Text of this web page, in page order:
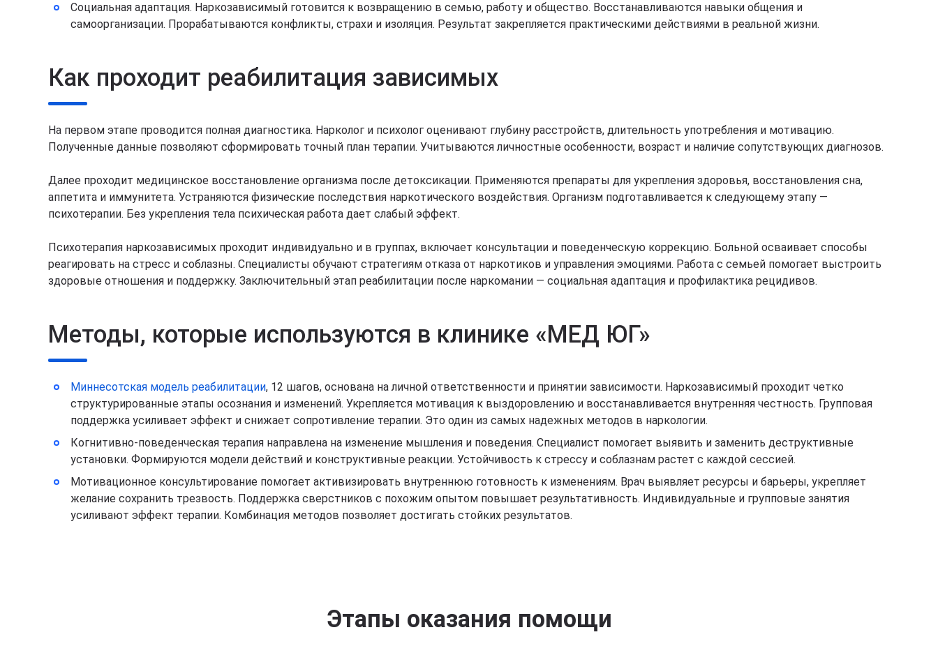
Социальная адаптация. Наркозависимый готовится к возвращению в семью, работу и общество. Восстанавливаются навыки общения и
самоорганизации. Прорабатываются конфликты, страхи и изоляция. Результат закрепляется практическими действиями в реальной жизни.
Как проходит реабилитация зависимых
На первом этапе проводится полная диагностика. Нарколог и психолог оценивают глубину расстройств, длительность употребления и мотивацию.
Полученные данные позволяют сформировать точный план терапии. Учитываются личностные особенности, возраст и наличие сопутствующих диагнозов.
Далее проходит медицинское восстановление организма после детоксикации. Применяются препараты для укрепления здоровья, восстановления сна,
аппетита и иммунитета. Устраняются физические последствия наркотического воздействия. Организм подготавливается к следующему этапу —
психотерапии. Без укрепления тела психическая работа дает слабый эффект.
Психотерапия наркозависимых проходит индивидуально и в группах, включает консультации и поведенческую коррекцию. Больной осваивает способы
реагировать на стресс и соблазны. Специалисты обучают стратегиям отказа от наркотиков и управления эмоциями. Работа с семьей помогает выстроить
здоровые отношения и поддержку. Заключительный этап реабилитации после наркомании — социальная адаптация и профилактика рецидивов.
Методы, которые используются в клинике «МЕД ЮГ»
Миннесотская модель реабилитации, 12 шагов, основана на личной ответственности и принятии зависимости. Наркозависимый проходит четко
структурированные этапы осознания и изменений. Укрепляется мотивация к выздоровлению и восстанавливается внутренняя честность. Групповая
поддержка усиливает эффект и снижает сопротивление терапии. Это один из самых надежных методов в наркологии.
Когнитивно-поведенческая терапия направлена на изменение мышления и поведения. Специалист помогает выявить и заменить деструктивные
установки. Формируются модели действий и конструктивные реакции. Устойчивость к стрессу и соблазнам растет с каждой сессией.
Мотивационное консультирование помогает активизировать внутреннюю готовность к изменениям. Врач выявляет ресурсы и барьеры, укрепляет
желание сохранить трезвость. Поддержка сверстников с похожим опытом повышает результативность. Индивидуальные и групповые занятия
усиливают эффект терапии. Комбинация методов позволяет достигать стойких результатов.
Этапы оказания помощи